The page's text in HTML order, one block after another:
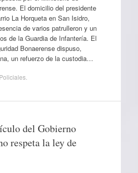
El domicilio del presidente
La Horqueta en San Isidro,
de varios patrulleron y un
de la Guardia de Infantería. El
Bonaerense dispuso,
un refuerzo de la custodia…
Policiales.
del Gobierno
respeta la ley de